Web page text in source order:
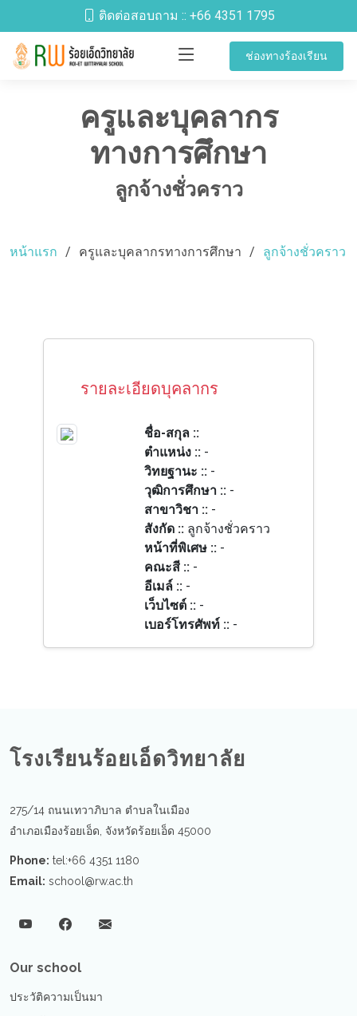
ติดต่อสอบถาม :: +66 4351 1795
ช่องทางร้องเรียน
ครูและบุคลากร
ทางการศึกษา
ลูกจ้างชั่วคราว
หน้าแรก ครูและบุคลากรทางการศึกษา ลูกจ้างชั่วคราว
รายละเอียดบุคลากร
ชื่อ-สกุล ::
ตำแหน่ง :: -
วิทยฐานะ :: -
วุฒิการศึกษา :: -
สาขาวิชา :: -
สังกัด :: ลูกจ้างชั่วคราว
หน้าที่พิเศษ :: -
คณะสี :: -
อีเมล์ :: -
เว็บไซต์ :: -
เบอร์โทรศัพท์ :: -
โรงเรียนร้อยเอ็ดวิทยาลัย
275/14 ถนนเทวาภิบาล ตำบลในเมือง
อำเภอเมืองร้อยเอ็ด, จังหวัดร้อยเอ็ด 45000
Phone: tel:+66 4351 1180
Email: school@rw.ac.th
Our school
ประวัติความเป็นมา